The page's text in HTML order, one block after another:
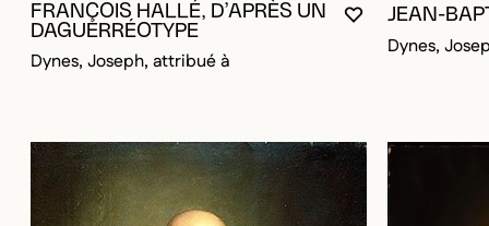
VOUS DEVEZ
FERMER LA
OUVRIR LA
FRANÇOIS HALLÉ, D’APRÈS UN
DAGUERRÉOTYPE
Dynes, Joseph, attribué à
JEAN-
Dynes,